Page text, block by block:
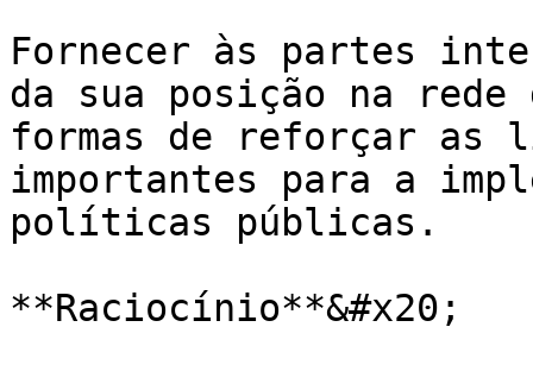
Fornecer às partes
da sua posição na
formas de reforçar as
importantes para a
políticas públicas.
**Raciocínio**&#x20;